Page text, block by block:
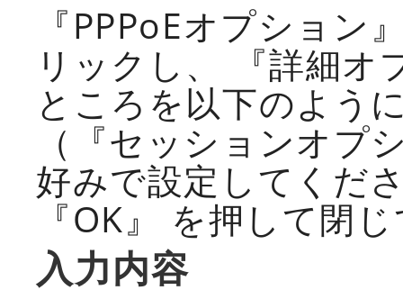
『PPPoEオプション
リックし、 『詳細オ
ところを以下のよう
（『セッションオプ
好みで設定してくだ
『OK』 を押して閉
入力内容